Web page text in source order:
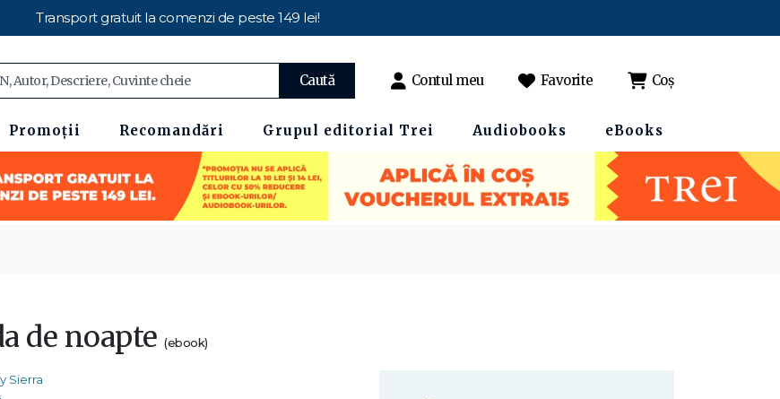
Transport gratuit la comenzi de peste 149 lei!
Caută Contul meu Favorite Coș
Promoții Recomandări Grupul editorial Trei Audiobooks eBooks
de noapte (ebook)
Sierra